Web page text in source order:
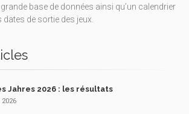
base de données ainsi qu’un calendrier
de sortie des jeux.
Jahres 2026 : les résultats
2026